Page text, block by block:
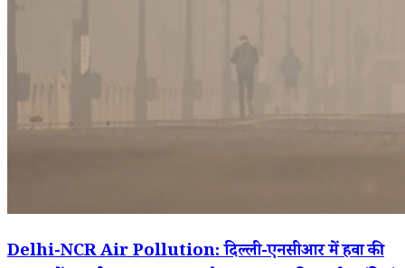
Delhi-NCR Air Pollution: दिल्ली-एनसीआर में हवा की